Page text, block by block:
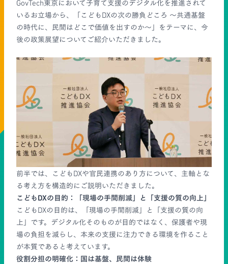
GovTech東京において子育て支援のデジタル化を推進されて
いるお立場から、「こどもDXの次の勝負どころ ～共通基盤
の時代に、民間はどこで価値を出すのか～」をテーマに、今
後の政策展望についてご紹介いただきました。
前半では、こどもDXや官民連携のあり方について、主軸とな
る考え方を構造的にご説明いただきました。
こどもDXの目的：「現場の手間削減」と「支援の質の向上」
こどもDXの目的は、「現場の手間削減」と「支援の質の向
上」です。デジタル化そのものが目的ではなく、保護者や現
場の負担を減らし、本来の支援に注力できる環境を作ること
が本質であると考えています。
役割分担の明確化：国は基盤、民間は体験